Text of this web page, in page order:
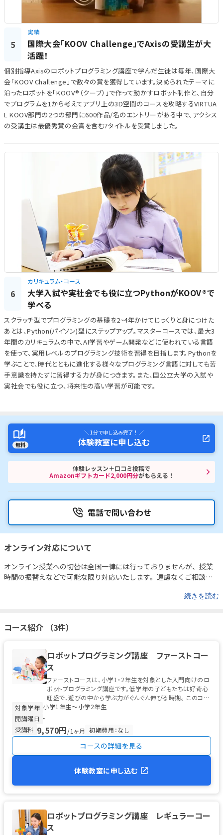
5
実績
国際大会「KOOV Challenge」でAxisの受講生が大
活躍！
個別指導Axisのロボットプログラミング講座で学んだ生徒は毎年、国際大
会「KOOV Challenge」で数々の賞を獲得しています。決められたテーマに
沿ったロボットを「KOOV®（クーブ）」で作って動かすロボット制作と、自分
でプログラムを1から考えてアプリ上の3D空間のコースを攻略するVIRTUA
L KOOV部門の2つの部門に600作品/名のエントリーがある中で、アクシス
の受講生は最優秀賞の金賞を含む7タイトルを受賞しました。
6
カリキュラム・コース
大学入試や実社会でも役に立つPythonがKOOV®で
学べる
スクラッチ型でプログラミングの基礎を2~4年かけてじっくりと身につけた
あとは、Python(パイソン)型にステップアップ。マスターコースでは、最大3
年間のカリキュラムの中で、AI学習やゲーム開発などに使われている言語
を使って、実用レベルのプログラミング技術を習得を目指します。Pythonを
学ぶことで、時代とともに進化する様々なプログラミング言語に対しても苦
手意識を持たずに習得する力が身につきます。また、国公立大学の入試や
実社会でも役に立つ、将来性の高い学習が可能です。
無料
＼ 1分で申し込み完了！ ／
体験教室に申し込む
体験レッスン＋口コミ投稿で
Amazonギフトカード2,000円分がもらえる！
電話で問い合わせ
オンライン対応について
オンライン授業への切替は全国一律には行っておりませんが、授業
時間の振替えなどで可能な限り対応いたします。遠慮なくご相談く
続きを読む
コース紹介 （3件）
ロボットプログラミング講座 ファーストコー
ス
ファーストコースは、小学1・2年生を対象とした入門向けのロ
ボットプログラミング講座です。低学年の子どもたちは好奇心
旺盛で、遊びの中から学ぶ力がぐんぐん伸びる時期。 このコー
スでは、ソニー・グロ...
対象学年 小学1年生〜小学2年生
開講曜日 -
受講料 9,570円/1ヶ月 初期費用：なし
コースの詳細を見る
体験教室に申し込む
ロボットプログラミング講座 レギュラーコー
ス